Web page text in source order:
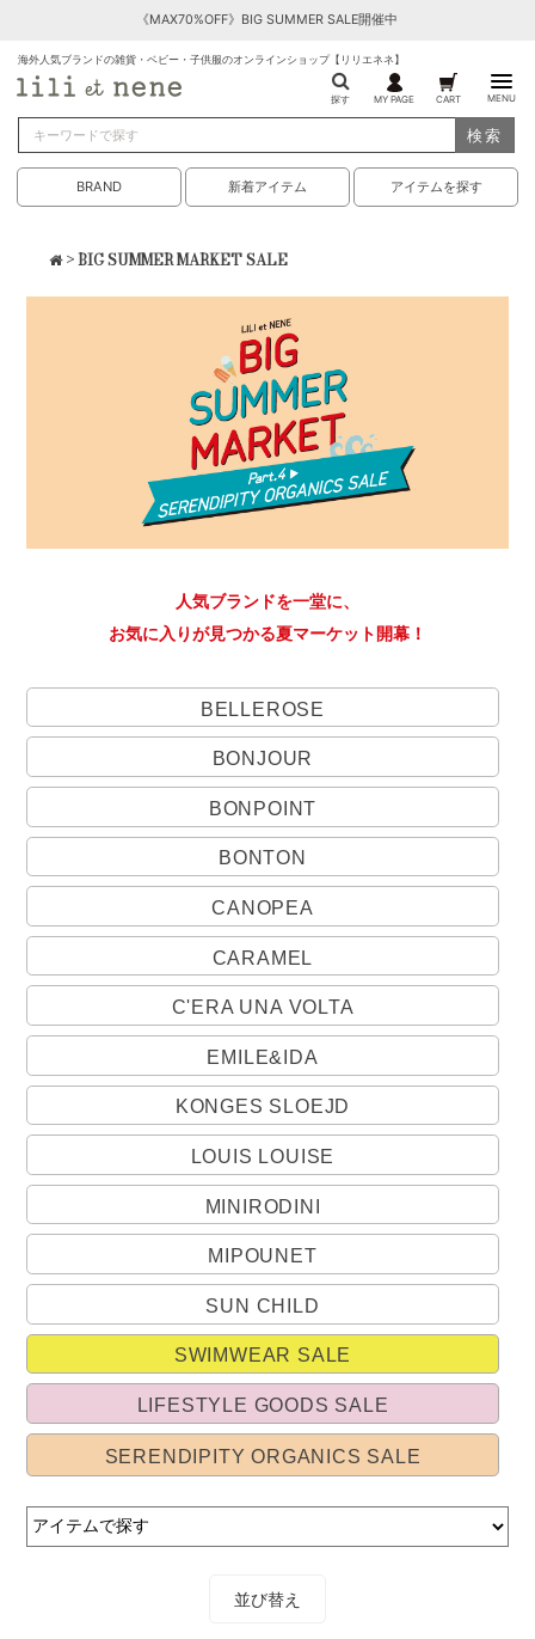
《MAX70%OFF》BIG SUMMER SALE開催中
海外人気ブランドの雑貨・ベビー・子供服のオンラインショップ【リリエネネ】
探す MY PAGE CART MENU
検索
BRAND 新着アイテム アイテムを探す
> BIG SUMMER MARKET SALE
人気ブランドを一堂に、
お気に入りが見つかる夏マーケット開幕！
BELLEROSE
BONJOUR
BONPOINT
BONTON
CANOPEA
CARAMEL
C'ERA UNA VOLTA
EMILE&IDA
KONGES SLOEJD
LOUIS LOUISE
MINIRODINI
MIPOUNET
SUN CHILD
SWIMWEAR SALE
LIFESTYLE GOODS SALE
SERENDIPITY ORGANICS SALE
並び替え